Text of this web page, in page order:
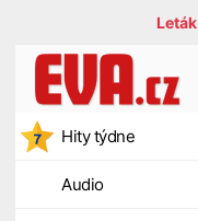
Leták
Hity týdne
Audio